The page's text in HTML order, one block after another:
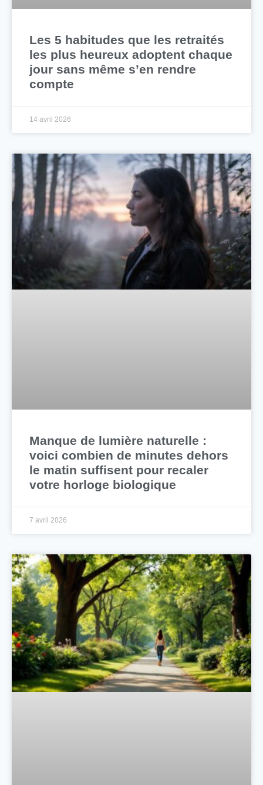
Les 5 habitudes que les retraités
les plus heureux adoptent chaque
jour sans même s’en rendre
compte
14 avril 2026
Manque de lumière naturelle :
voici combien de minutes dehors
le matin suffisent pour recaler
votre horloge biologique
7 avril 2026